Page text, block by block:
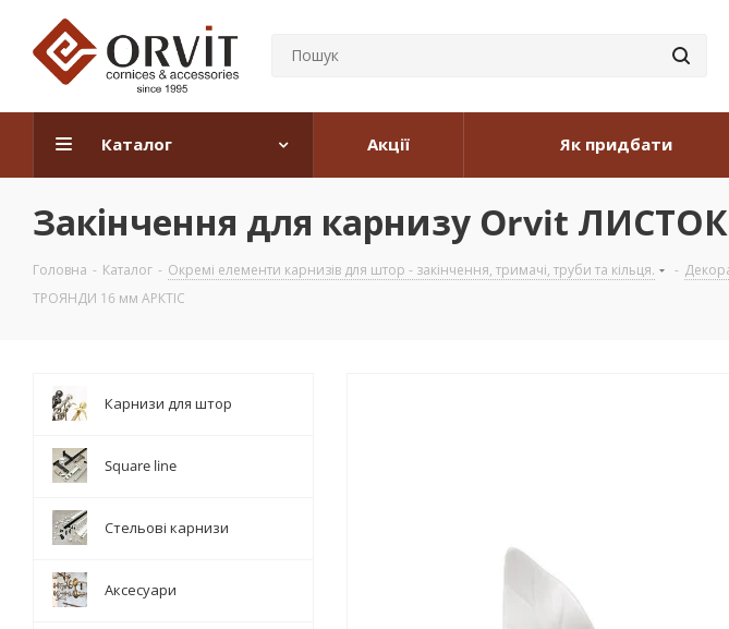
Каталог Акції Як придбати
Закінчення для карнизу Orvit
Головна - Каталог - Окремі елементи карнизів для штор - закінчення, тримачі, труби та кільця. -
ТРОЯНДИ 16 мм АРКТІС
Карнизи для штор
Square line
Стельові карнизи
Аксесуари